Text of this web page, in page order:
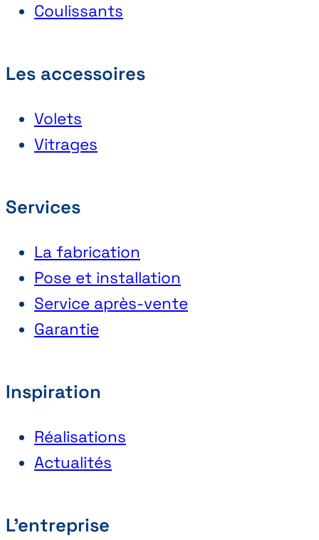
Coulissants
Les accessoires
Volets
Vitrages
Services
La fabrication
Pose et installation
Service après-vente
Garantie
Inspiration
Réalisations
Actualités
L'entreprise